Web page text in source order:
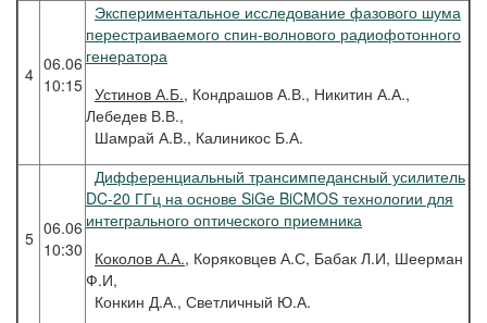
4 06.06
10:15
Экспериментальное исследование фазового шума
перестраиваемого спин-волнового радиофотонного
генератора
Устинов А.Б., Кондрашов А.В., Никитин А.А.,
Лебедев В.В.,
Шамрай А.В., Калиникос Б.А.
5 06.06
10:30
Дифференциальный трансимпедансный усилитель
DC-20 ГГц на основе SiGe BiCMOS технологии для
интегрального оптического приемника
Коколов А.А., Коряковцев А.С, Бабак Л.И, Шеерман
Ф.И,
Конкин Д.А., Светличный Ю.А.